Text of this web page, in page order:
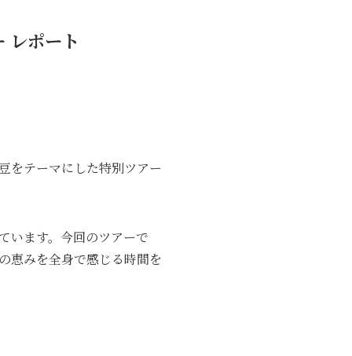
レポート
をテーマにした特別ツアー
います。今回のツアーで
恵みを全身で感じる時間を